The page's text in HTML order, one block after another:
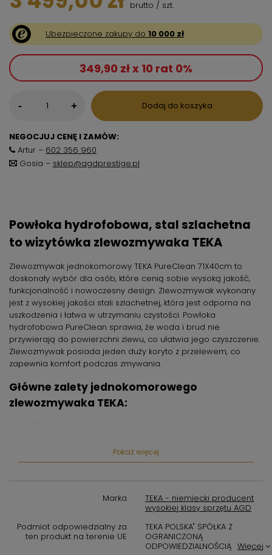
brutto / szt.
Ubezpieczone zakupy do 10 000 zł
349,90 zł x 10 rat 0%
- + Dodaj do koszyka
NEGOCJUJ CENĘ I ZAMÓW:
Artur – 602 356 960
Gosia – sklep@agdprestige.pl
Powłoka hydrofobowa, stal szlachetna
to wizytówka zlewozmywaka TEKA
Zlewozmywak jednokomorowy TEKA PureClean 71X40cm to
doskonały wybór dla osób, które cenią sobie wysoką jakość,
funkcjonalność i nowoczesny design. Zlewozmywak wykonany
jest z wysokiej jakości stali szlachetnej, która jest odporna na
uszkodzenia i łatwa w utrzymaniu czystości. Powłoka
hydrofobowa PureClean sprawia, że woda i brud nie
przywierają do powierzchni zlewu, co ułatwia jego czyszczenie.
Zlewozmywak posiada jeden duży koryto z przelewem, co
zapewnia komfort podczas zmywania.
Główne zalety jednokomorowego
zlewozmywaka TEKA:
Odporność na uszkodzenia
Jeden duży koryto z przelewem
Nowoczesny design
Pokaż więcej
Marka
TEKA - niemiecki producent
wysokiej klasy sprzętu AGD
Podmiot odpowiedzialny za
ten produkt na terenie UE
TEKA POLSKA" SPÓŁKA Z
OGRANICZONĄ
ODPOWIEDZIALNOŚCIĄ Więcej